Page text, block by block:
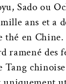
Sado ou
ans et a
thé en
ramené des
Tang